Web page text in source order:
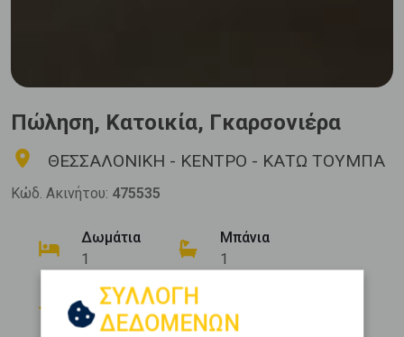
Πώληση, Κατοικία, Γκαρσονιέρα
ΘΕΣΣΑΛΟΝΙΚΗ - ΚΕΝΤΡΟ - ΚΑΤΩ ΤΟΥΜΠΑ
Κώδ. Ακινήτου: 475535
Δωμάτια
1
Μπάνια
1
Όροφος
3 (3ος)
39 m
ΣΥΛΛΟΓΗ
ΔΕΔΟΜΕΝΩΝ